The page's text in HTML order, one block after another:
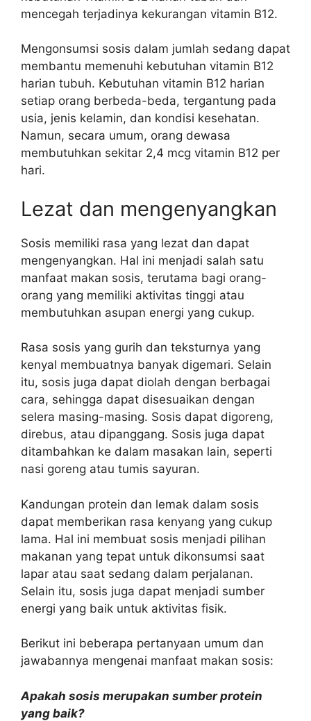
mencegah terjadinya kekurangan vitamin B12.
Mengonsumsi sosis dalam jumlah sedang dapat
membantu memenuhi kebutuhan vitamin B12
harian tubuh. Kebutuhan vitamin B12 harian
setiap orang berbeda-beda, tergantung pada
usia, jenis kelamin, dan kondisi kesehatan.
Namun, secara umum, orang dewasa
membutuhkan sekitar 2,4 mcg vitamin B12 per
hari.
Lezat dan mengenyangkan
Sosis memiliki rasa yang lezat dan dapat
mengenyangkan. Hal ini menjadi salah satu
manfaat makan sosis, terutama bagi orang-
orang yang memiliki aktivitas tinggi atau
membutuhkan asupan energi yang cukup.
Rasa sosis yang gurih dan teksturnya yang
kenyal membuatnya banyak digemari. Selain
itu, sosis juga dapat diolah dengan berbagai
cara, sehingga dapat disesuaikan dengan
selera masing-masing. Sosis dapat digoreng,
direbus, atau dipanggang. Sosis juga dapat
ditambahkan ke dalam masakan lain, seperti
nasi goreng atau tumis sayuran.
Kandungan protein dan lemak dalam sosis
dapat memberikan rasa kenyang yang cukup
lama. Hal ini membuat sosis menjadi pilihan
makanan yang tepat untuk dikonsumsi saat
lapar atau saat sedang dalam perjalanan.
Selain itu, sosis juga dapat menjadi sumber
energi yang baik untuk aktivitas fisik.
Berikut ini beberapa pertanyaan umum dan
jawabannya mengenai manfaat makan sosis:
Apakah sosis merupakan sumber protein
yang baik?